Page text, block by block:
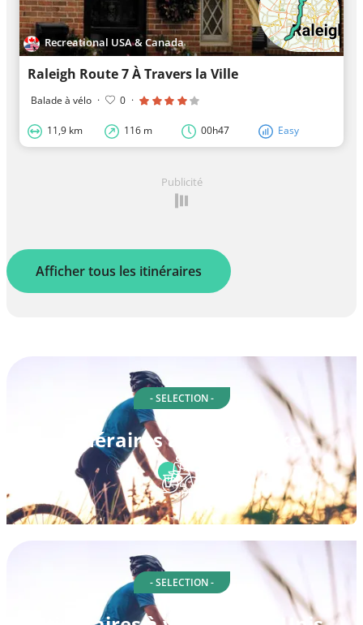
Recreational USA & Canada
Raleigh Route 7 À Travers la Ville
Balade à vélo · 0 ·
11,9 km 116 m 00h47 Easy
Publicité
Afficher tous les itinéraires
- SELECTION -
Itinéraires à vélo à Wake
- SELECTION -